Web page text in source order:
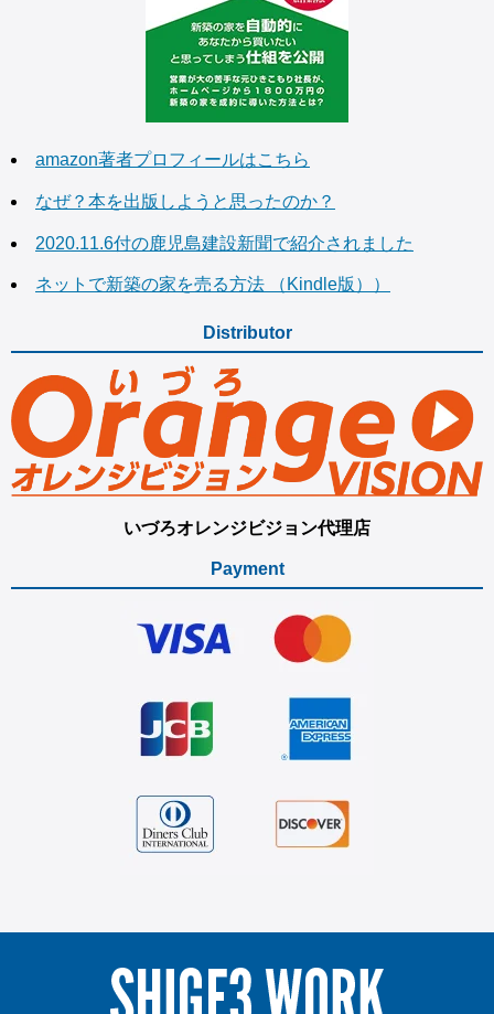
amazon著者プロフィールはこちら
なぜ？本を出版しようと思ったのか？
2020.11.6付の鹿児島建設新聞で紹介されました
ネットで新築の家を売る方法 （Kindle版））
Distributor
いづろオレンジビジョン代理店
Payment